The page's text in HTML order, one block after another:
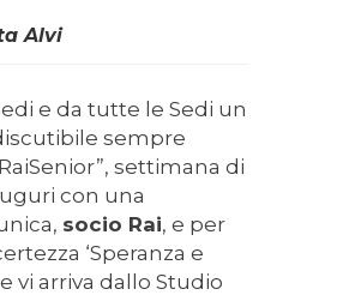
Alvi
e da tutte le Sedi un
sempre
settimana di
con una
socio Rai, e per
‘Speranza e
vi arriva dallo Studio